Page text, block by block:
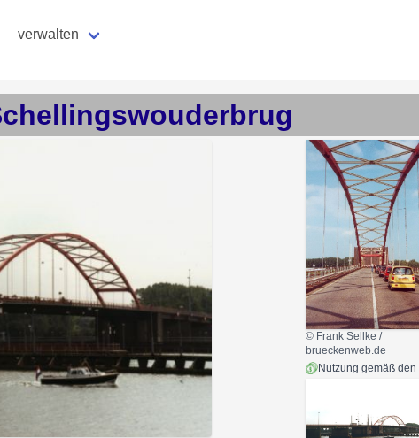
verwalten
© Frank Sellke /
brueckenweb.de